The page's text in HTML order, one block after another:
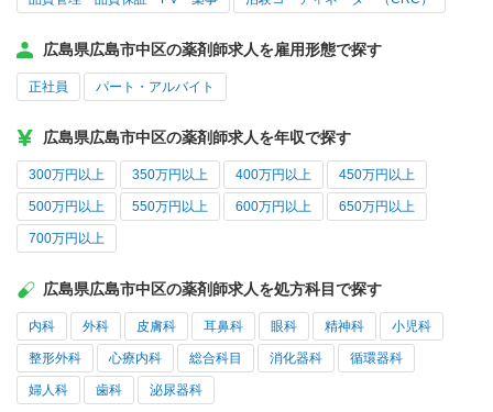
広島県広島市中区の薬剤師求人を雇用形態で探す
正社員 パート・アルバイト
広島県広島市中区の薬剤師求人を年収で探す
300万円以上 350万円以上 400万円以上 450万円以上
500万円以上 550万円以上 600万円以上 650万円以上
700万円以上
広島県広島市中区の薬剤師求人を処方科目で探す
内科 外科 皮膚科 耳鼻科 眼科 精神科 小児科
整形外科 心療内科 総合科目 消化器科 循環器科
婦人科 歯科 泌尿器科